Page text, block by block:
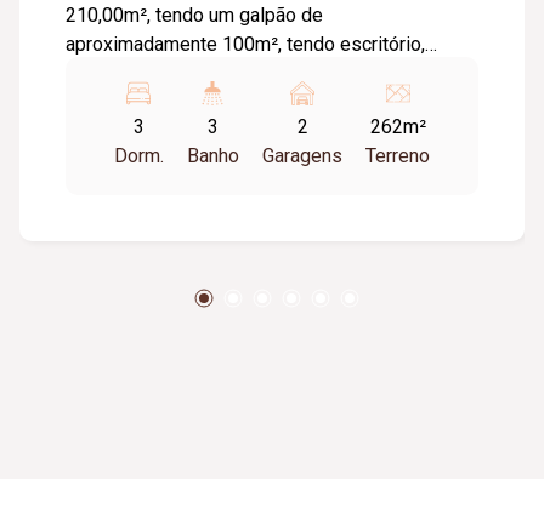
210,00m², tendo um galpão de
aproximadamente 100m², tendo escritório,
suíte com armários sob a pia e box em vidro
temperado e espelho, banheiro social com box
em vidro temperado, sala, cozinha com bancada
3
Dorm.
3
Banho
2
Garagens
262m²
Terreno